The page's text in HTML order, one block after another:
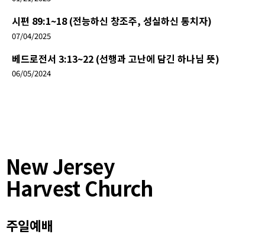
시편 89:1~18 (전능하신 창조주, 성실하신 통치자)
07/04/2025
베드로전서 3:13~22 (선행과 고난에 담긴 하나님 뜻)
06/05/2024
New Jersey
Harvest Church
주일예배